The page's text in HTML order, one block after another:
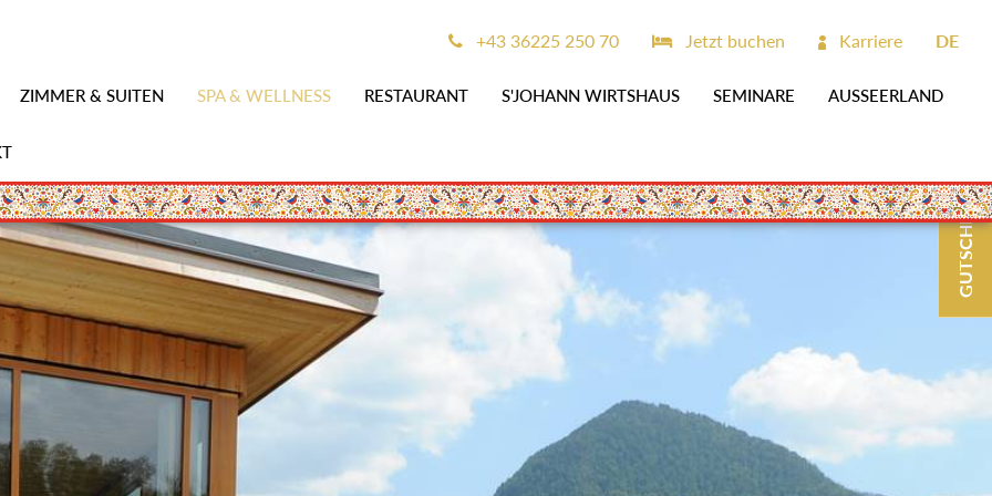
ZIMMER & SUITEN SPA & WELLNESS RESTAURANT S'JOHANN WIRTSHAUS SEMINARE AUSSEERLAND
+43 36225 250 70 Jetzt buchen Karriere DE
GUTSCHEINE